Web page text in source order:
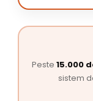
Peste 15.000
sistem